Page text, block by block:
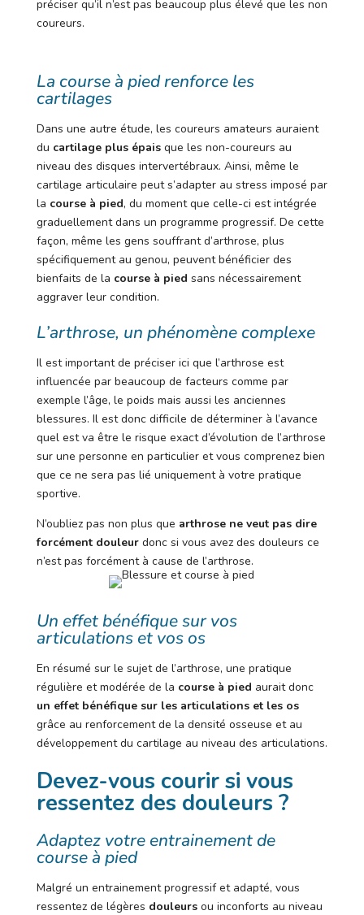
préciser qu’il n’est pas beaucoup plus élevé que les non
coureurs.
La course à pied renforce les
cartilages
Dans une autre étude, les coureurs amateurs auraient
du cartilage plus épaisque les non-coureurs au
niveau des disques intervertébraux. Ainsi, même le
cartilage articulaire peut s’adapter au stress imposé par
la course à pied, du moment que celle-ci est intégrée
graduellement dans un programme progressif. De cette
façon, même les gens souffrant d’arthrose, plus
spécifiquement au genou, peuvent bénéficier des
bienfaits de la course à pied sans nécessairement
aggraver leur condition.
L’arthrose, un phénomène complexe
Il est important de préciser ici que l’arthrose est
influencée par beaucoup de facteurs comme par
exemple l’âge, le poids mais aussi les anciennes
blessures. Il est donc difficile de déterminer à l’avance
quel est va être le risque exact d’évolution de l’arthrose
sur une personne en particulier et vous comprenez bien
que ce ne sera pas lié uniquement à votre pratique
sportive.
N’oubliez pas non plus que arthrose ne veut pas dire
forcément douleurdonc si vous avez des douleurs ce
n’est pas forcément à cause de l’arthrose.
Un effet bénéfique sur vos
articulations et vos os
En résumé sur le sujet de l’arthrose, une pratique
régulière et modérée de la course à pied aurait donc
un effet bénéfique sur les articulations et les os
grâce au renforcement de la densité osseuse et au
développement du cartilage au niveau des articulations.
Devez-vous courir si vous
ressentez des douleurs ?
Adaptez votre entrainement de
course à pied
Malgré un entrainement progressif et adapté, vous
ressentez de légères douleursou inconforts au niveau